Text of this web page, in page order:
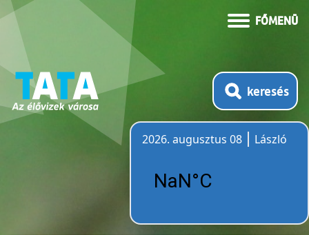
FŐMENÜ
keresés
2026. augusztus 08
László